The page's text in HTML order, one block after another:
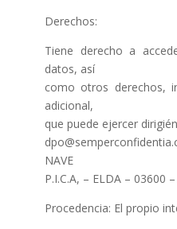
Derechos:
Tiene derecho a
datos, así
como otros derechos,
adicional,
que puede ejercer
NAVE
P.I.C.A, – ELDA – 03600
Procedencia: El propio